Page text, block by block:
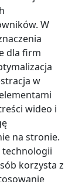
W
dla firm
w
wideo i
na stronie.
korzysta z